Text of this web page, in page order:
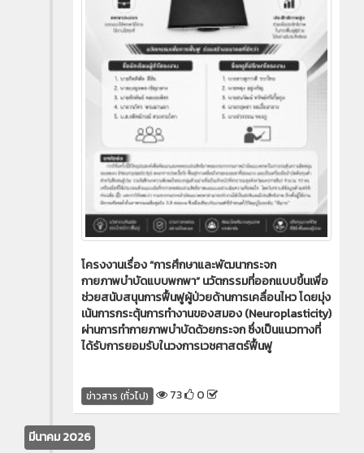
โครงงานเรื่อง “การศึกษาและพัฒนากระจก
กายภาพบำบัดแบบพกพา” นวัตกรรมที่ออกแบบขึ้นเพื่อ
ช่วยสนับสนุนการฟื้นฟูผู้ป่วยด้านการเคลื่อนไหว โดยมุ่ง
เน้นการกระตุ้นการทำงานของสมอง (Neuroplasticity)
ผ่านการทำกายภาพบำบัดด้วยกระจก ซึ่งเป็นแนวทางที่
ได้รับการยอมรับในวงการเวชศาสตร์ฟื้นฟู
ข่าวสาร (ทั่วไป) 73 0
มีนาคม 2026